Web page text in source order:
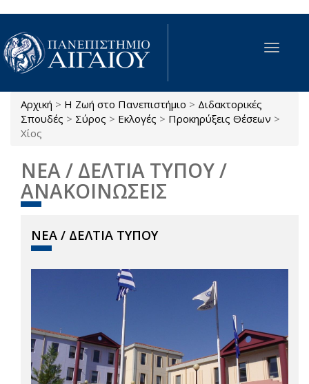
Παράκαμψη προς το κυρίως περιεχόμενο
Toggle
Είστε εδώ
Αρχική > Η Ζωή στο Πανεπιστήμιο > Διδακτορικές
Σπουδές > Σύρος > Εκλογές > Προκηρύξεις Θέσεων >
Χίος
ΝΕΑ / ΔΕΛΤΙΑ ΤΥΠΟΥ /
ΑΝΑΚΟΙΝΩΣΕΙΣ
ΝΕΑ / ΔΕΛΤΙΑ ΤΥΠΟΥ